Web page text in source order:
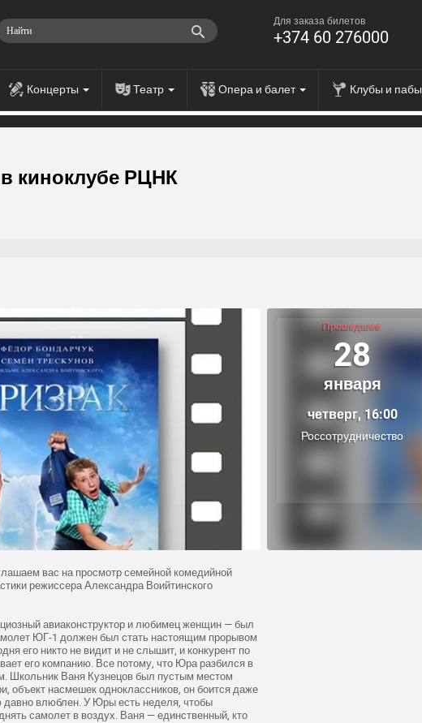
Для заказа билетов
+374 60 276000
Концерты Театр Опера и балет Клубы и пабы
киноклубе РЦНК
Прошедшее
28
января
четверг, 16:00
Россотрудничество
вас на просмотр семейной комедийной
режиссера Александра Воийтинского
авиаконструктор и любимец женщин — был
ЮГ-1 должен был стать настоящим прорывом
его никто не видит и не слышит, и конкурент по
его компанию. Все потому, что Юра разбился в
Школьник Ваня Кузнецов был пустым местом
объект насмешек одноклассников, он боится даже
давно влюблен. У Юры есть неделя, чтобы
самолет в воздух. Ваня — единственный, кто